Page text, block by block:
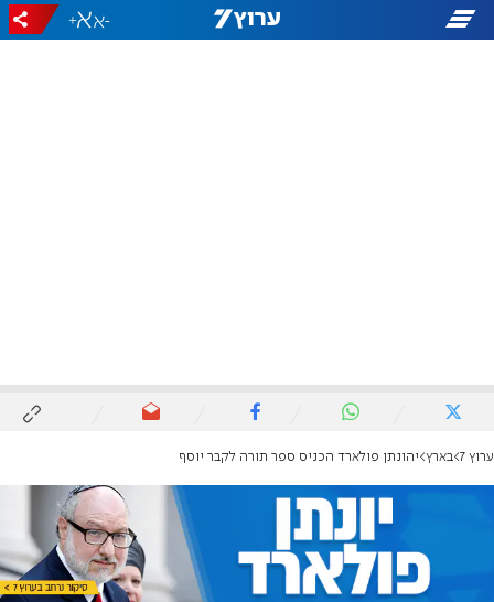
-
+
ערוץ 7 בארץ יהונתן פולארד הכניס ספר תורה לקבר יוסף